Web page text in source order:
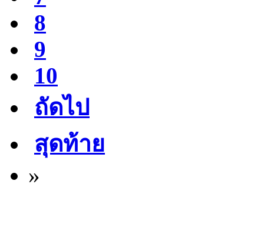
8
9
10
ถัดไป
สุดท้าย
»